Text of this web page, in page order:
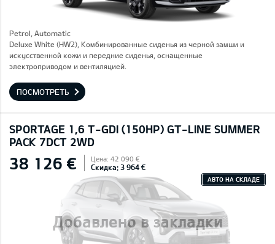
Petrol, Automatic
Deluxe White (HW2), Комбинированные сиденья из черной замши и
искусственной кожи и передние сиденья, оснащенные
электроприводом и вентиляцией.
ПОСМОТРЕТЬ
SPORTAGE 1,6 T-GDI (150HP) GT-LINE SUMMER
PACK 7DCT 2WD
Добавлено в закладки
38 126 € Цена: 42 090 €
Скидка: 3 964 €
АВТО НА СКЛАДЕ